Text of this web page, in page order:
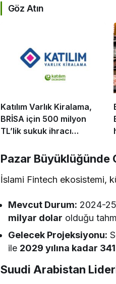
Göz Atın
Katılım Varlık Kiralama,
BRİSA için 500 milyon
TL’lik sukuk ihracı
Pazar Büyüklüğünde
​İslami Fintech ekosistemi,
Mevcut Durum: 2024-
milyar dolar olduğu
Gelecek Projeksiyonu:
ile 2029 yılına kadar
​Suudi Arabistan